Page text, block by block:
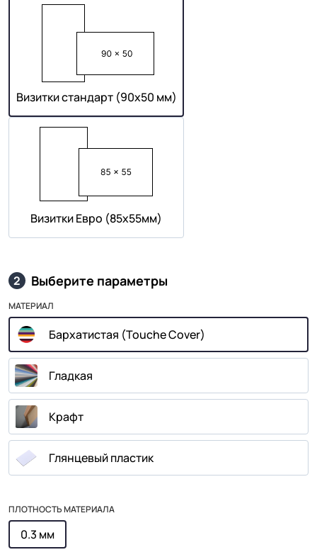
Визитки стандарт (90х50 мм)
Визитки Евро (85х55мм)
2 Выберите параметры
МАТЕРИАЛ
Бархатистая (Touche Cover)
Гладкая
Крафт
Глянцевый пластик
ПЛОТНОСТЬ МАТЕРИАЛА
0.3 мм